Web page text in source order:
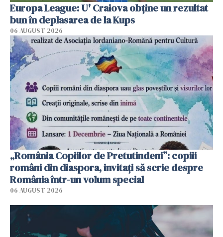
Europa League: U' Craiova obține un rezultat
bun în deplasarea de la Kups
06 AUGUST 2026
„România Copiilor de Pretutindeni”: copiii
români din diaspora, invitați să scrie despre
România într-un volum special
06 AUGUST 2026